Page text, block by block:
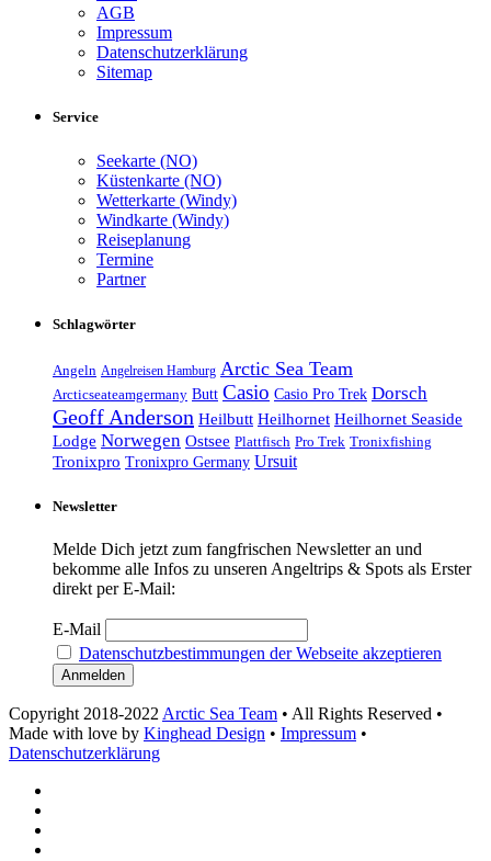
AGB
Impressum
Datenschutzerklärung
Sitemap
Service
Seekarte (NO)
Küstenkarte (NO)
Wetterkarte (Windy)
Windkarte (Windy)
Reiseplanung
Termine
Partner
Schlagwörter
Angeln Angelreisen Hamburg Arctic Sea Team
Arcticseateamgermany Butt Casio Casio Pro Trek Dorsch
Geoff Anderson Heilbutt Heilhornet Heilhornet Seaside
Lodge Norwegen Ostsee Plattfisch Pro Trek Tronixfishing
Tronixpro Tronixpro Germany Ursuit
Newsletter
Melde Dich jetzt zum fangfrischen Newsletter an und
bekomme alle Infos zu unseren Angeltrips & Spots als Erster
direkt per E-Mail:
E-Mail
Datenschutzbestimmungen der Webseite akzeptieren
Copyright 2018-2022 Arctic Sea Team • All Rights Reserved •
Made with love by Kinghead Design • Impressum •
Datenschutzerklärung